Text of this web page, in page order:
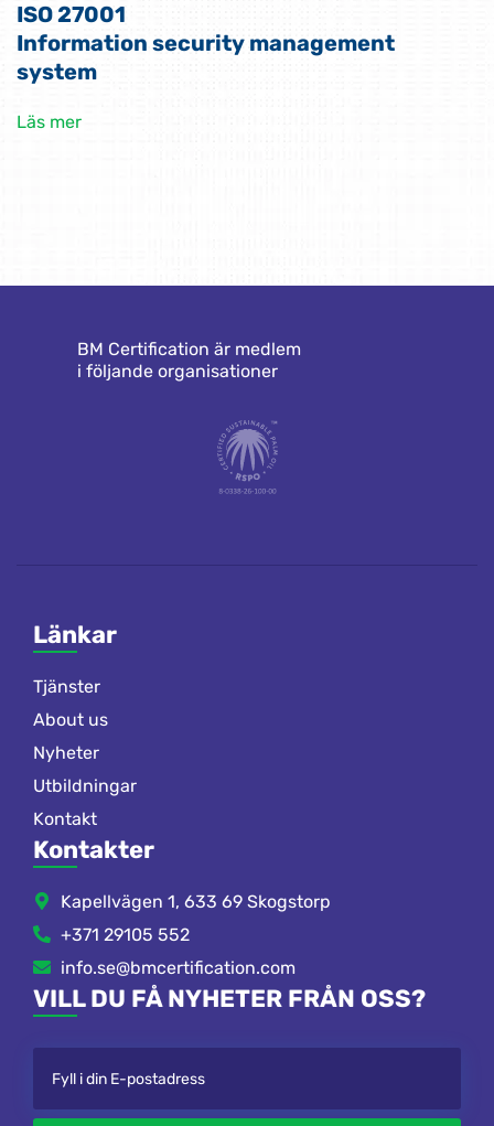
ISO 27001
Information security management
system
Läs mer
BM Certification är medlem
i följande organisationer
Länkar
Tjänster
About us
Nyheter
Utbildningar
Kontakt
Kontakter
Kapellvägen 1, 633 69 Skogstorp
+371 29105 552
info.se@bmcertification.com
VILL DU FÅ NYHETER FRÅN OSS?